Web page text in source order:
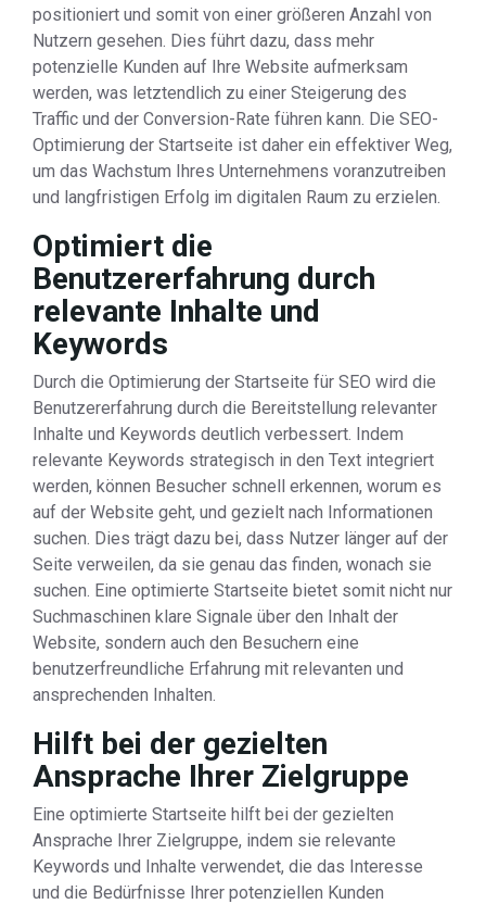
positioniert und somit von einer größeren Anzahl von
Nutzern gesehen. Dies führt dazu, dass mehr
potenzielle Kunden auf Ihre Website aufmerksam
werden, was letztendlich zu einer Steigerung des
Traffic und der Conversion-Rate führen kann. Die SEO-
Optimierung der Startseite ist daher ein effektiver Weg,
um das Wachstum Ihres Unternehmens voranzutreiben
und langfristigen Erfolg im digitalen Raum zu erzielen.
Optimiert die
Benutzererfahrung durch
relevante Inhalte und
Keywords
Durch die Optimierung der Startseite für SEO wird die
Benutzererfahrung durch die Bereitstellung relevanter
Inhalte und Keywords deutlich verbessert. Indem
relevante Keywords strategisch in den Text integriert
werden, können Besucher schnell erkennen, worum es
auf der Website geht, und gezielt nach Informationen
suchen. Dies trägt dazu bei, dass Nutzer länger auf der
Seite verweilen, da sie genau das finden, wonach sie
suchen. Eine optimierte Startseite bietet somit nicht nur
Suchmaschinen klare Signale über den Inhalt der
Website, sondern auch den Besuchern eine
benutzerfreundliche Erfahrung mit relevanten und
ansprechenden Inhalten.
Hilft bei der gezielten
Ansprache Ihrer Zielgruppe
Eine optimierte Startseite hilft bei der gezielten
Ansprache Ihrer Zielgruppe, indem sie relevante
Keywords und Inhalte verwendet, die das Interesse
und die Bedürfnisse Ihrer potenziellen Kunden